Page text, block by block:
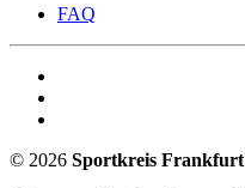
FAQ
© 2026 Sportkreis Frankfurt